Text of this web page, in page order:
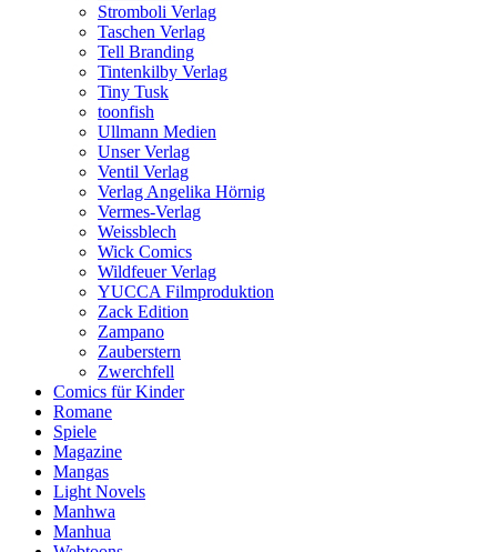
Stromboli Verlag
Taschen Verlag
Tell Branding
Tintenkilby Verlag
Tiny Tusk
toonfish
Ullmann Medien
Unser Verlag
Ventil Verlag
Verlag Angelika Hörnig
Vermes-Verlag
Weissblech
Wick Comics
Wildfeuer Verlag
YUCCA Filmproduktion
Zack Edition
Zampano
Zauberstern
Zwerchfell
Comics für Kinder
Romane
Spiele
Magazine
Mangas
Light Novels
Manhwa
Manhua